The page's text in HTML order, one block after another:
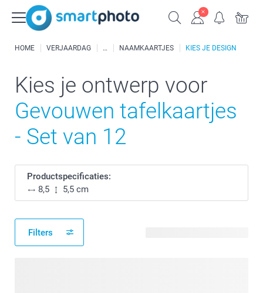
HOME VERJAARDAG NAAMKAARTJES KIES JE DESIGN
Kies je ontwerp voor
Gevouwen tafelkaartjes
- Set van 12
Productspecificaties:
8,5
5,5 cm
Filters